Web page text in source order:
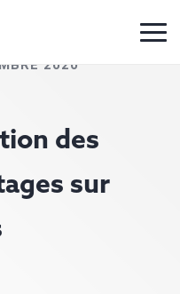
2020
des
sur